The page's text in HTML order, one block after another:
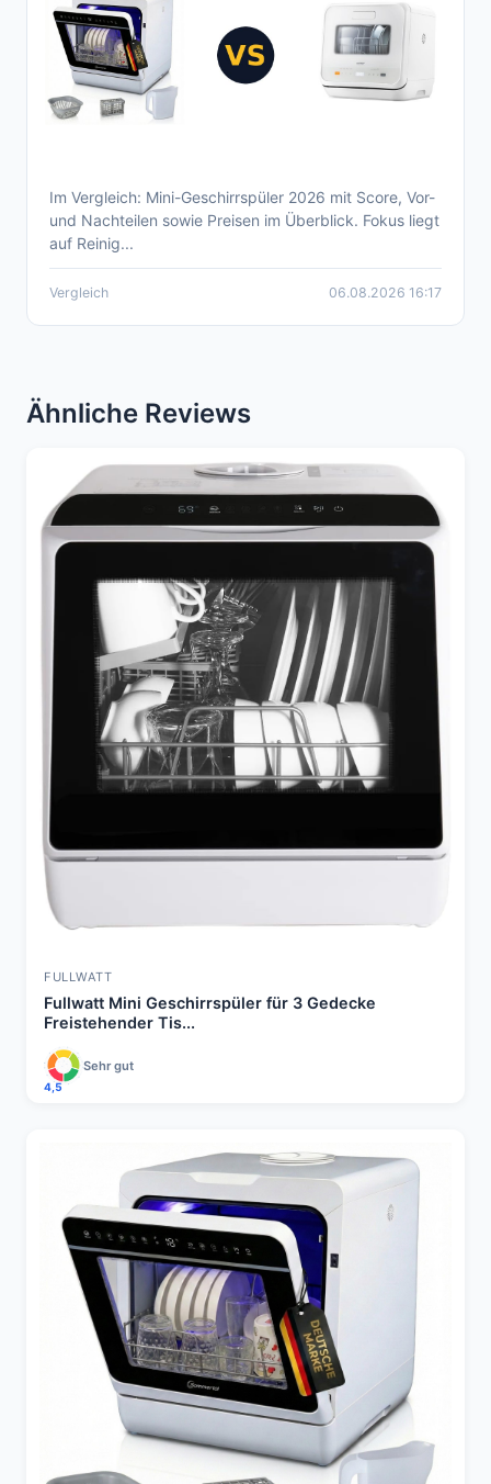
Aktueller Mini-Geschirrspüler Vergleich
2026
Im Vergleich: Mini-Geschirrspüler 2026 mit Score, Vor-
und Nachteilen sowie Preisen im Überblick. Fokus liegt
auf Reinig...
Vergleich 06.08.2026 16:17
Ähnliche Reviews
FULLWATT
Fullwatt Mini Geschirrspüler für 3 Gedecke
Freistehender Tis...
4,5
Sehr gut